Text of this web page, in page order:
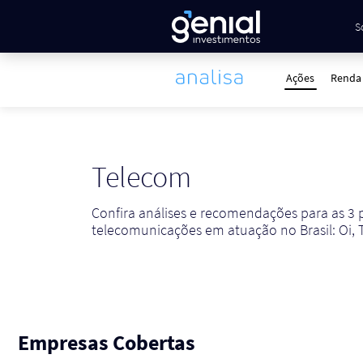
Ações
Telecom
Confira análises e recomendações para as 3
telecomunicações em atuação no Brasil: Oi,
Empresas Cobertas